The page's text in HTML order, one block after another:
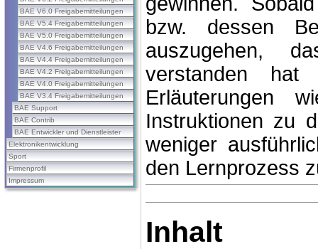
BAE V6.0 Freigabemitteilungen
BAE V5.4 Freigabemitteilungen
BAE V5.0 Freigabemitteilungen
BAE V4.6 Freigabemitteilungen
BAE V4.4 Freigabemitteilungen
BAE V4.2 Freigabemitteilungen
BAE V4.0 Freigabemitteilungen
BAE V3.4 Freigabemitteilungen
BAE Support
BAE Contrib
BAE Entwickler und Dienstleister
Elektronikentwicklung
Sport
Firmenprofil
Impressum
bzw. dessen
auszugehen,
verstanden
Erläuterungen
Instruktionen zu
weniger
den Lernprozess
Inhalt